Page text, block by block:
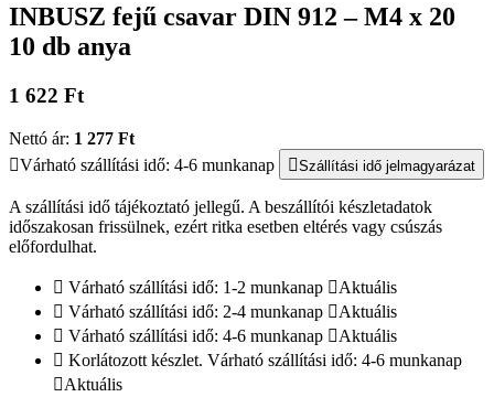
INBUSZ fejű csavar DIN 912 – M4 x 20
10 db anya
1 622 Ft
Nettó ár: 1 277 Ft
Várható szállítási idő: 4-6 munkanap
Szállítási idő jelmagyarázat
A szállítási idő tájékoztató jellegű. A beszállítói készletadatok
időszakosan frissülnek, ezért ritka esetben eltérés vagy csúszás
előfordulhat.
Várható szállítási idő: 1-2 munkanap
Aktuális
Várható szállítási idő: 2-4 munkanap
Aktuális
Várható szállítási idő: 4-6 munkanap
Aktuális
Korlátozott készlet. Várható szállítási idő: 4-6 munkanap
Aktuális